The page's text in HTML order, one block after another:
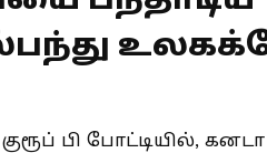
பி போட்டியில்,